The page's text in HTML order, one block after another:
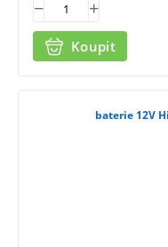
Koupit
baterie 12V